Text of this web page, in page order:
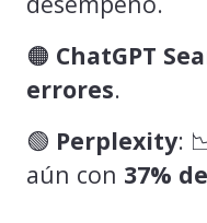
🟠 ChatGPT
errores.
🟢 Perplexity:
aún con 37%